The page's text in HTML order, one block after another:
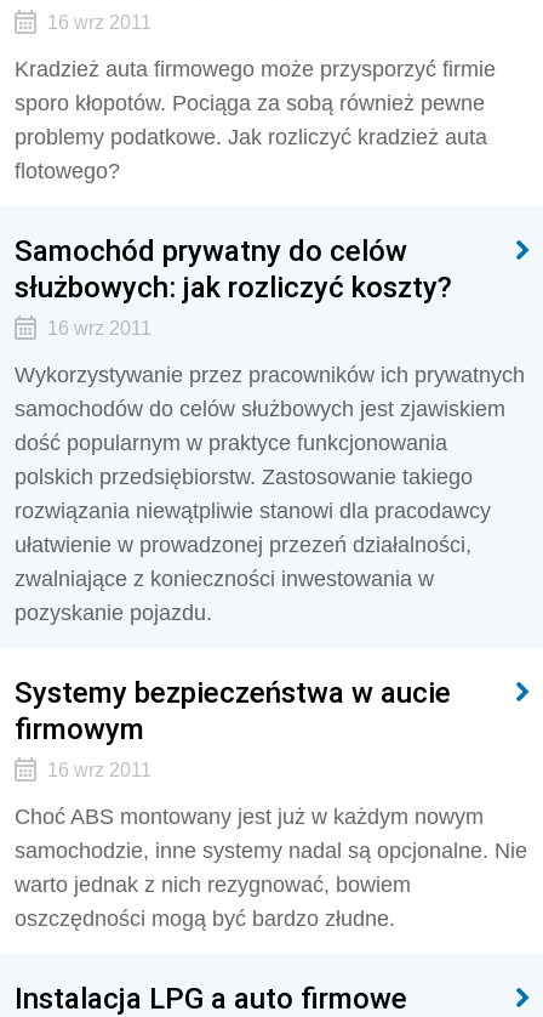
16 wrz 2011
Kradzież auta firmowego może przysporzyć firmie
sporo kłopotów. Pociąga za sobą również pewne
problemy podatkowe. Jak rozliczyć kradzież auta
flotowego?
Samochód prywatny do celów
służbowych: jak rozliczyć koszty?
16 wrz 2011
Wykorzystywanie przez pracowników ich prywatnych
samochodów do celów służbowych jest zjawiskiem
dość popularnym w praktyce funkcjonowania
polskich przedsiębiorstw. Zastosowanie takiego
rozwiązania niewątpliwie stanowi dla pracodawcy
ułatwienie w prowadzonej przezeń działalności,
zwalniające z konieczności inwestowania w
pozyskanie pojazdu.
Systemy bezpieczeństwa w aucie
firmowym
16 wrz 2011
Choć ABS montowany jest już w każdym nowym
samochodzie, inne systemy nadal są opcjonalne. Nie
warto jednak z nich rezygnować, bowiem
oszczędności mogą być bardzo złudne.
Instalacja LPG a auto firmowe